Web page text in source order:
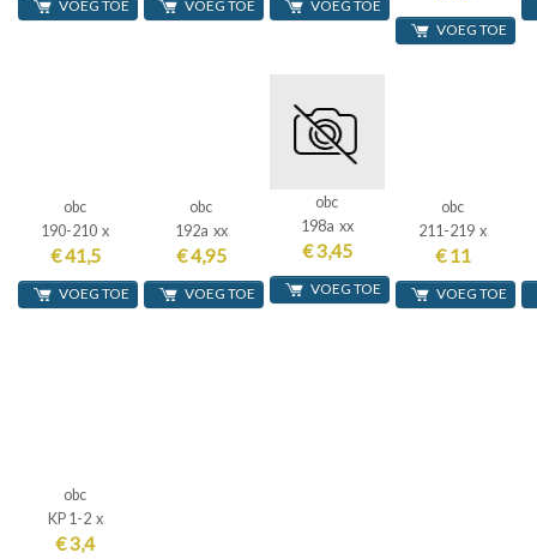
VOEG TOE VOEG TOE VOEG TOE
VOEG TOE
obc
190-210 x
€ 41,5
VOEG TOE
obc
192a xx
€ 4,95
VOEG TOE
obc
198a xx
€ 3,45
VOEG TOE
obc
211-219 x
€ 11
VOEG TOE
obc
KP 1-2 x
€ 3,4